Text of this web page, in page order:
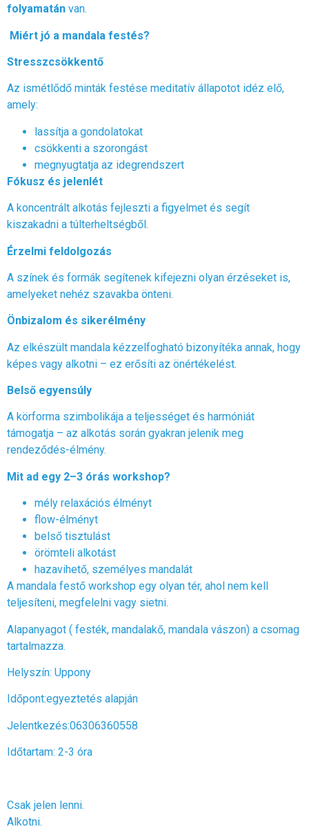
folyamatán van.
Miért jó a mandala festés?
Stresszcsökkentő
Az ismétlődő minták festése meditatív állapotot idéz elő,
amely:
lassítja a gondolatokat
csökkenti a szorongást
megnyugtatja az idegrendszert
Fókusz és jelenlét
A koncentrált alkotás fejleszti a figyelmet és segít
kiszakadni a túlterheltségből.
Érzelmi feldolgozás
A színek és formák segítenek kifejezni olyan érzéseket is,
amelyeket nehéz szavakba önteni.
Önbizalom és sikerélmény
Az elkészült mandala kézzelfogható bizonyítéka annak, hogy
képes vagy alkotni – ez erősíti az önértékelést.
Belső egyensúly
A körforma szimbolikája a teljességet és harmóniát
támogatja – az alkotás során gyakran jelenik meg
rendeződés-élmény.
Mit ad egy 2–3 órás workshop?
mély relaxációs élményt
flow-élményt
belső tisztulást
örömteli alkotást
hazavihető, személyes mandalát
A mandala festő workshop egy olyan tér, ahol nem kell
teljesíteni, megfelelni vagy sietni.
Alapanyagot ( festék, mandalakő, mandala vászon) a csomag
tartalmazza.
Helyszín: Uppony
Időpont:egyeztetés alapján
Jelentkezés:06306360558
Időtartam: 2-3 óra
Csak jelen lenni.
Alkotni.